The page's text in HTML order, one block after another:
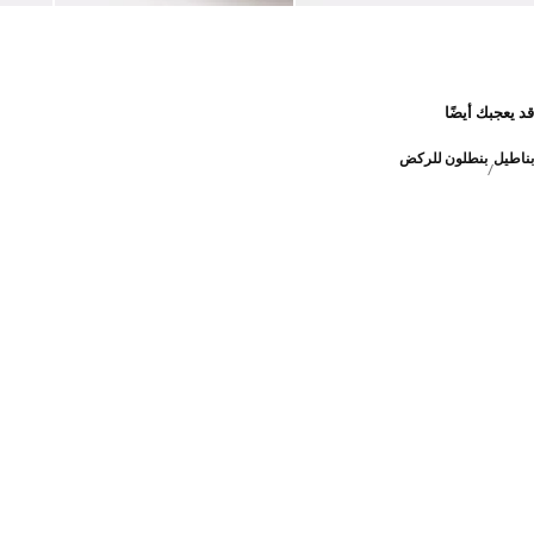
قد يعجبك أيضًا
بناطيل بنطلون للركض